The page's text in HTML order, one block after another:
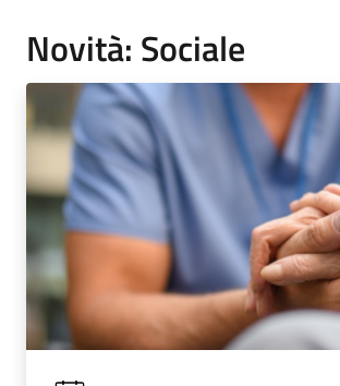
Novità: Sociale